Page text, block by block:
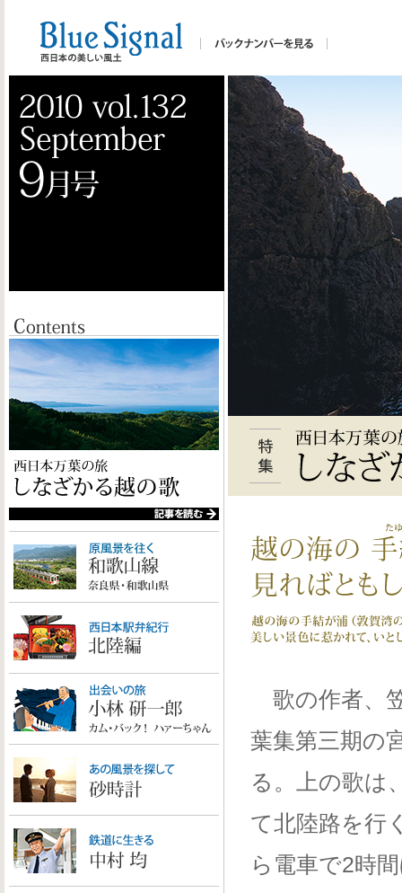
歌の作者、
葉集第三期の
る。上の歌は
て北陸路を行
ら電車で2時